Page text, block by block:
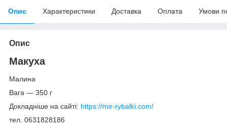
Опис Характеристики Доставка Оплата Умови
Опис
Макуха
Малина
Вага — 350 г
Докладніше на сайті: https://mir-rybalki.com/
тел. 0631828186